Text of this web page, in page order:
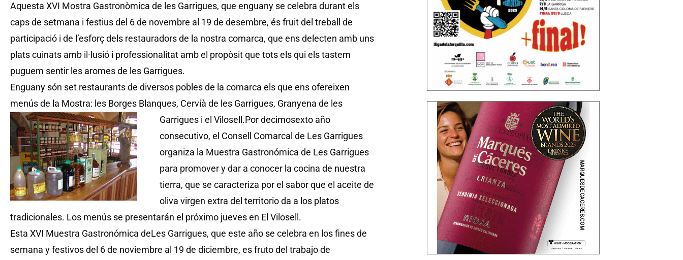
Aquesta XVI Mostra Gastronòmica de les Garrigues, que enguany se celebra durant els
caps de setmana i festius del 6 de novembre al 19 de desembre, és fruit del treball de
participació i de l’esforç dels restauradors de la nostra comarca, que ens delecten amb uns
plats cuinats amb il·lusió i professionalitat amb el propòsit que tots els qui els tastem
puguem sentir les aromes de les Garrigues.
Enguany són set restaurants de diversos pobles de la comarca els que ens ofereixen
menús de la Mostra: les Borges Blanques, Cervià de les Garrigues, Granyena de les
Garrigues i el Vilosell.Por decimosexto año
consecutivo, el Consell Comarcal de Les Garrigues
organiza la Muestra Gastronómica de Les Garrigues
para promover y dar a conocer la cocina de nuestra
tierra, que se caracteriza por el sabor que el aceite de
oliva virgen extra del territorio da a los platos
tradicionales. Los menús se presentarán el próximo jueves en El Vilosell.
Esta XVI Muestra Gastronómica deLes Garrigues, que este año se celebra en los fines de
semana y festivos del 6 de noviembre al 19 de diciembre, es fruto del trabajo de